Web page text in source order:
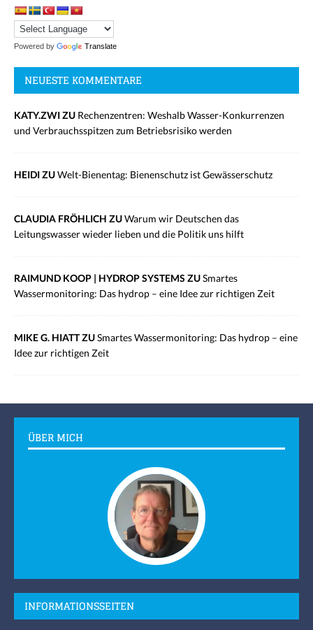
Powered by Translate
NEUESTE KOMMENTARE
KATY.ZWI ZU Rechenzentren: Weshalb Wasser-Konkurrenzen
und Verbrauchsspitzen zum Betriebsrisiko werden
HEIDI ZUWelt-Bienentag: Bienenschutz ist Gewässerschutz
CLAUDIA FRÖHLICH ZUWarum wir Deutschen das
Leitungswasser wieder lieben und die Politik uns hilft
RAIMUND KOOP | HYDROP SYSTEMS ZUSmartes
Wassermonitoring: Das hydrop – eine Idee zur richtigen Zeit
MIKE G. HIATT ZUSmartes Wassermonitoring: Das hydrop – eine
Idee zur richtigen Zeit
ÜBER MICH
INFORMATIONSSEITEN